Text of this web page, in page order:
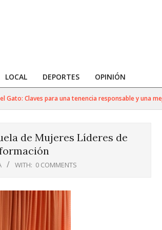
LOCAL DEPORTES OPINIÓN
Claves para una tenencia responsable y una mejor
de Mujeres Líderes de
WITH: 0 COMMENTS